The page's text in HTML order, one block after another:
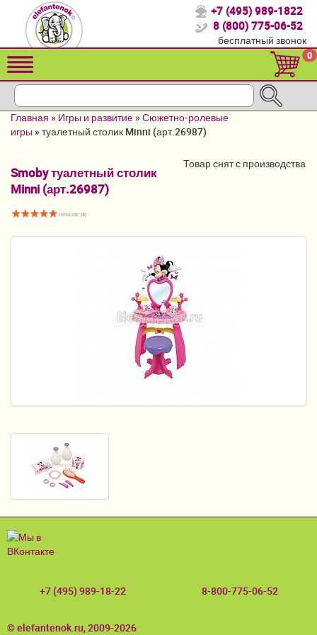
Спасибо, что выбрали нас!
Распродажа!
Детские коляски
Кроватки для новорожденных
Конверты, муфты
Детский транспорт
Постельные принадлежности
Манежи
Безопасность ребенка
Игры и развитие
Сумки для мам и детей
Кенгуру и слинги
+7 (495) 989-1822
8 (800) 775-06-52
бесплатный звонок
0
Главная » Игры и развитие »Сюжетно-ролевые
игры »туалетный столик Minni (арт.26987)
Smoby туалетный столик
Minni (арт.26987)
голосов: (4)
Товар снят с производства
+7 (495) 989-18-22 8-800-775-06-52
© elefantenok.ru, 2009-2026